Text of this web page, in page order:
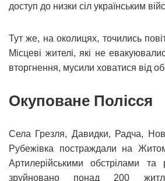
доступ до низки сіл українським
Тут же, на околицях, точились
Місцеві жителі, які не
вторгнення, мусили ховатися від
Окуповане Полісся
Села Грезля, Давидки, Радча,
Рубежівка постраждали на
Артилерійськими обстрілами та
зруйновано понад 200